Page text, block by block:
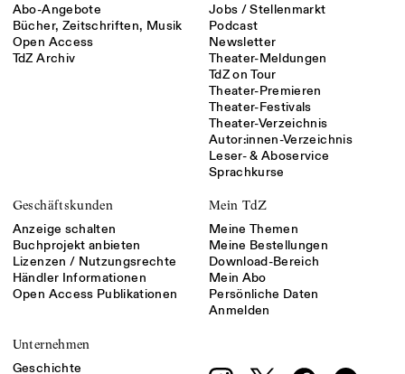
Abo-Angebote
Bücher, Zeitschriften, Musik
Open Access
TdZ Archiv
Jobs / Stellenmarkt
Podcast
Newsletter
Theater-Meldungen
TdZ on Tour
Theater-Premieren
Theater-Festivals
Theater-Verzeichnis
Autor:innen-Verzeichnis
Leser- & Aboservice
Sprachkurse
Geschäftskunden
Anzeige schalten
Buchprojekt anbieten
Lizenzen / Nutzungsrechte
Händler Informationen
Open Access Publikationen
Mein TdZ
Meine Themen
Meine Bestellungen
Download-Bereich
Mein Abo
Persönliche Daten
Anmelden
Unternehmen
Geschichte